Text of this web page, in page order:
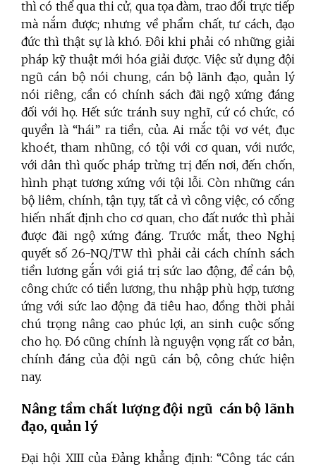
thì có thể qua thi cử, qua tọa đàm, trao đổi trực tiếp
mà nắm được; nhưng về phẩm chất, tư cách, đạo
đức thì thật sự là khó. Đôi khi phải có những giải
pháp kỹ thuật mới hóa giải được. Việc sử dụng đội
ngũ cán bộ nói chung, cán bộ lãnh đạo, quản lý
nói riêng, cần có chính sách đãi ngộ xứng đáng
đối với họ. Hết sức tránh suy nghĩ, cứ có chức, có
quyền là “hái” ra tiền, của. Ai mắc tội vơ vét, đục
khoét, tham nhũng, có tội với cơ quan, với nước,
với dân thì quốc pháp trừng trị đến nơi, đến chốn,
hình phạt tương xứng với tội lỗi. Còn những cán
bộ liêm, chính, tận tụy, tất cả vì công việc, có cống
hiến nhất định cho cơ quan, cho đất nước thì phải
được đãi ngộ xứng đáng. Trước mắt, theo Nghị
quyết số 26-NQ/TW thì phải cải cách chính sách
tiền lương gắn với giá trị sức lao động, để cán bộ,
công chức có tiền lương, thu nhập phù hợp, tương
ứng với sức lao động đã tiêu hao, đồng thời phải
chú trọng nâng cao phúc lợi, an sinh cuộc sống
cho họ. Đó cũng chính là nguyện vọng rất cơ bản,
chính đáng của đội ngũ cán bộ, công chức hiện
nay.
Nâng tầm chất lượng đội ngũ cán bộ lãnh
đạo, quản lý
Đại hội XIII của Đảng khẳng định: “Công tác cán